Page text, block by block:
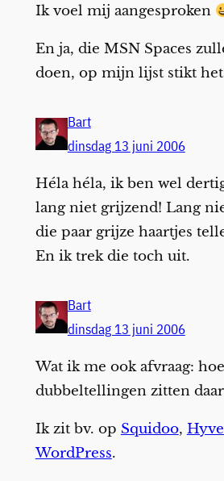
Ik voel mij aangesproken
En ja, die MSN Spaces
doen, op mijn lijst stikt
Bart
dinsdag 13 juni 2006
Héla héla, ik ben wel
lang niet grijzend! Lang
die paar grijze haartjes
En ik trek die toch uit.
Bart
dinsdag 13 juni 2006
Wat ik me ook afvraag:
dubbeltellingen zitten
Ik zit bv. op Squidoo,
WordPress.